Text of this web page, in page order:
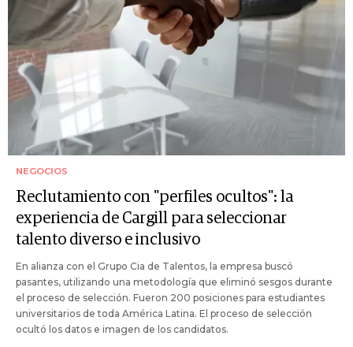
NEGOCIOS
Reclutamiento con "perfiles ocultos": la
experiencia de Cargill para seleccionar
talento diverso e inclusivo
En alianza con el Grupo Cia de Talentos, la empresa buscó
pasantes, utilizando una metodología que eliminó sesgos durante
el proceso de selección. Fueron 200 posiciones para estudiantes
universitarios de toda América Latina. El proceso de selección
ocultó los datos e imagen de los candidatos.